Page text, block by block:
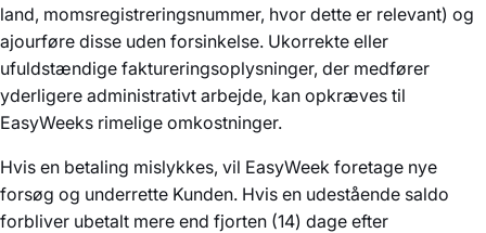
land, momsregistreringsnummer, hvor dette er relevant) og
ajourføre disse uden forsinkelse. Ukorrekte eller
ufuldstændige faktureringsoplysninger, der medfører
yderligere administrativt arbejde, kan opkræves til
EasyWeeks rimelige omkostninger.
Hvis en betaling mislykkes, vil EasyWeek foretage nye
forsøg og underrette Kunden. Hvis en udestående saldo
forbliver ubetalt mere end fjorten (14) dage efter